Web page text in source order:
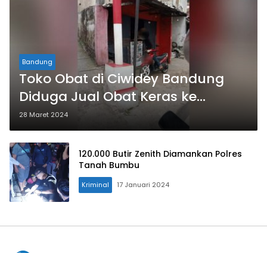
Bandung
Toko Obat di Ciwidey Bandung
Diduga Jual Obat Keras ke
Remaja
28 Maret 2024
120.000 Butir Zenith Diamankan Polres
Tanah Bumbu
Kriminal 17 Januari 2024